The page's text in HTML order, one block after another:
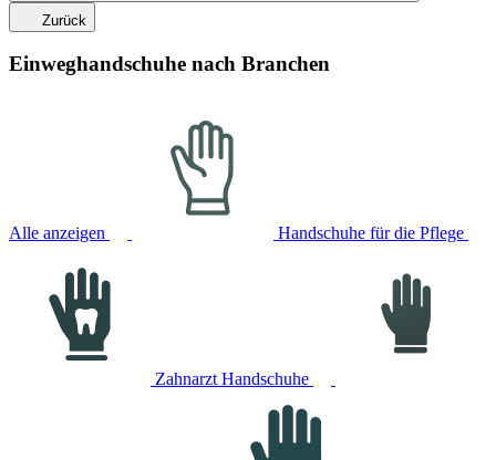
Zurück
Einweghandschuhe nach Branchen
Alle anzeigen Handschuhe für die Pflege
Zahnarzt Handschuhe